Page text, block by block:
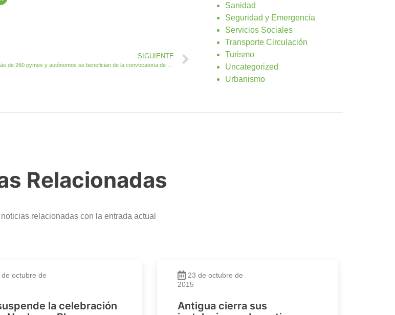
SIGUIENTE
Sanidad
Seguridad y Emergencia
Servicios Sociales
Transporte Circulación
Turismo
Uncategorized
Urbanismo
Relacionadas
relacionadas con la entrada actual
de octubre de
la celebración
23 de octubre de
2015
Antigua cierra sus